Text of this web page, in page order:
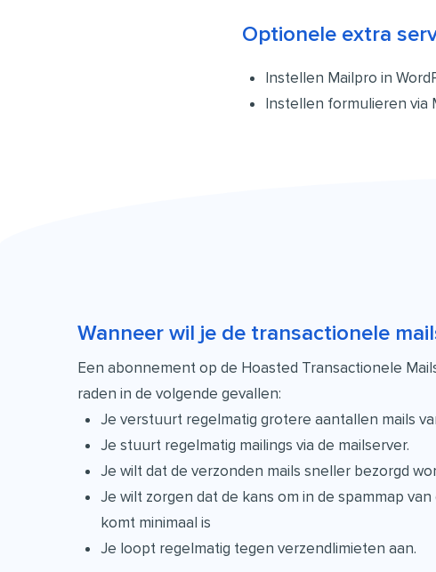
Optionele extra
Instellen Mailpro in
Instellen formulieren via
Wanneer wil je de transactionele
Een abonnement op de Hoasted Transactionele
raden in de volgende gevallen:
Je verstuurt regelmatig grotere aantallen mails
Je stuurt regelmatig mailings via de mailserver.
Je wilt dat de verzonden mails sneller bezorgd
Je wilt zorgen dat de kans om in de spammap
komt minimaal is
Je loopt regelmatig tegen verzendlimieten aan.